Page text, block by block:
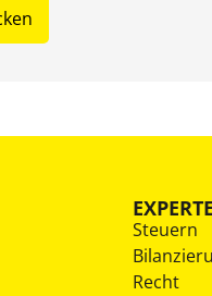
Steuern
Recht